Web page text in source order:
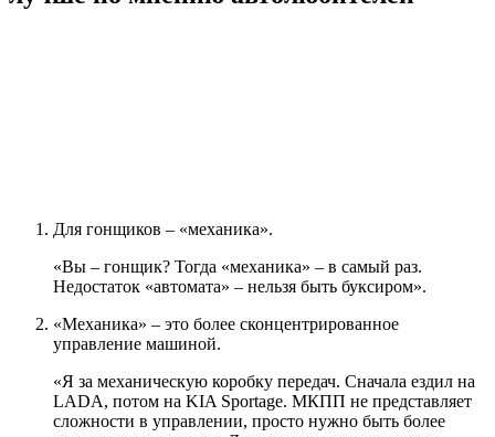
Для гонщиков – «механика».
«Вы – гонщик? Тогда «механика» – в самый раз.
Недостаток «автомата» – нельзя быть буксиром».
«Механика» – это более сконцентрированное
управление машиной.
«Я за механическую коробку передач. Сначала ездил на
LADA, потом на KIA Sportage. МКПП не представляет
сложности в управлении, просто нужно быть более